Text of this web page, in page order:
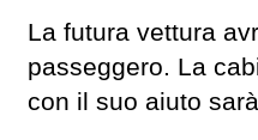
La futura vettura
passeggero. La
con il suo aiuto